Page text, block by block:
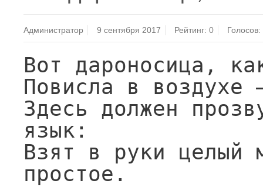
Администратор 9 сентября 2017 Рейтинг:0 Голосов:
Вот дароносица,
Повисла в воздухе
Здесь должен
язык:
Взят в руки целый
простое.